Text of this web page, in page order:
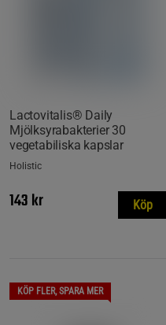
Lactovitalis® Daily
Mjölksyrabakterier 30
vegetabiliska kapslar
Holistic
143 kr Köp
KÖP FLER, SPARA MER